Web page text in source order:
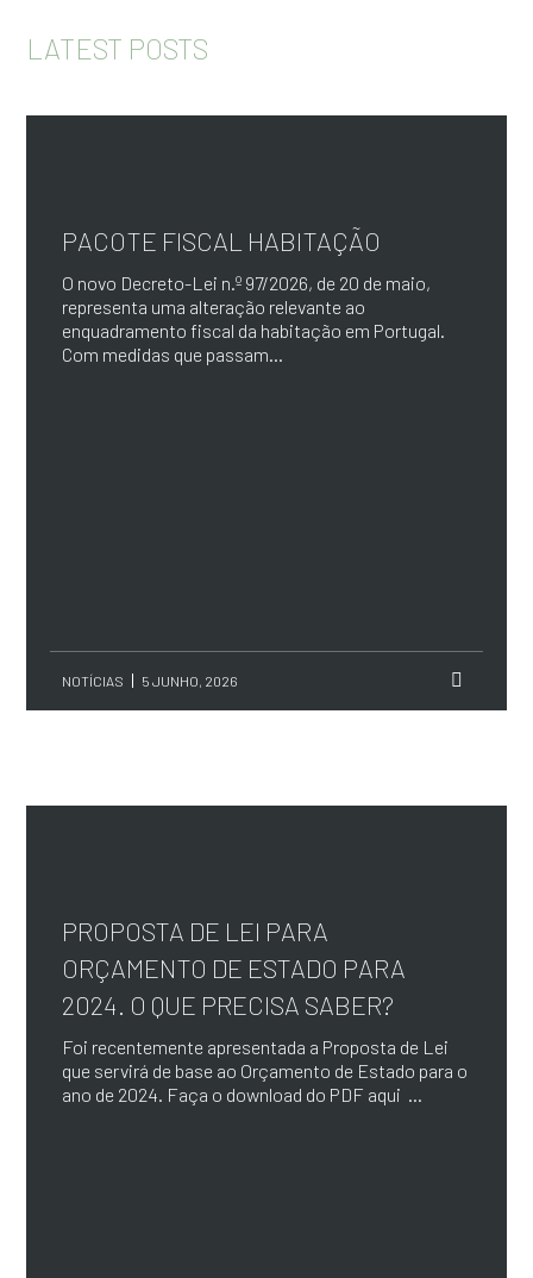
LATEST POSTS
PACOTE FISCAL HABITAÇÃO
O novo Decreto-Lei n.º 97/2026, de 20 de maio,
representa uma alteração relevante ao
enquadramento fiscal da habitação em Portugal.
Com medidas que passam...
NOTÍCIAS 5 JUNHO, 2026
PROPOSTA DE LEI PARA
ORÇAMENTO DE ESTADO PARA
2024. O QUE PRECISA SABER?
Foi recentemente apresentada a Proposta de Lei
que servirá de base ao Orçamento de Estado para o
ano de 2024. Faça o download do PDF aqui ...